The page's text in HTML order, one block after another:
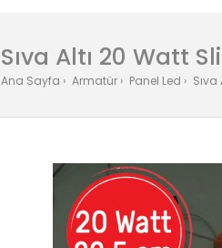
Sıva Altı 20 Watt
Ana Sayfa Armatür Panel Led